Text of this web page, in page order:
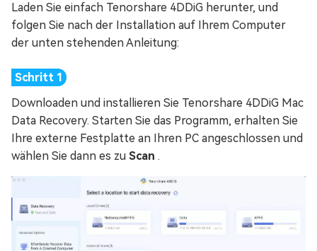
Laden Sie einfach Tenorshare 4DDiG herunter, und
folgen Sie nach der Installation auf Ihrem Computer
der unten stehenden Anleitung:
Downloaden und installieren Sie Tenorshare 4DDiG Mac
Data Recovery. Starten Sie das Programm, erhalten Sie
Ihre externe Festplatte an Ihren PC angeschlossen und
wählen Sie dann es zu Scan .